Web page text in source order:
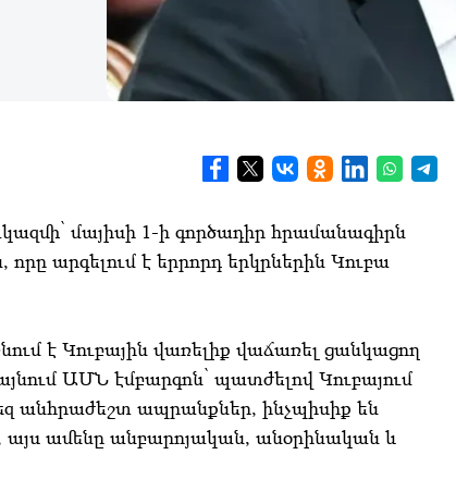
մայիսի 1-ի գործադիր հրամանագիրն
արգելում է երրորդ երկրներին Կուբա
է Կուբային վառելիք վաճառել ցանկացող
ԱՄՆ էմբարգոն՝ պատժելով Կուբայում
անհրաժեշտ ապրանքներ, ինչպիսիք են
այս ամենը անբարոյական, անօրինական և